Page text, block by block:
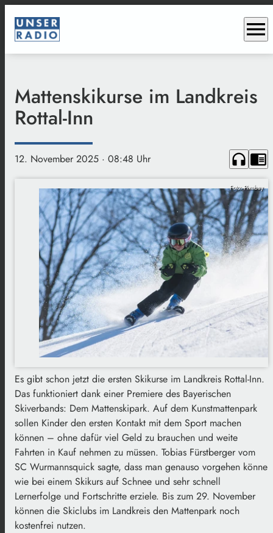
menu
Mattenskikurse im Landkreis
Rottal-Inn
12. November 2025 · 08:48 Uhr headphones chrome_reader_mode
Foto: Pixabay
Es gibt schon jetzt die ersten Skikurse im Landkreis Rottal-Inn.
Das funktioniert dank einer Premiere des Bayerischen
Skiverbands: Dem Mattenskipark. Auf dem Kunstmattenpark
sollen Kinder den ersten Kontakt mit dem Sport machen
können – ohne dafür viel Geld zu brauchen und weite
Fahrten in Kauf nehmen zu müssen. Tobias Fürstberger vom
SC Wurmannsquick sagte, dass man genauso vorgehen könne
wie bei einem Skikurs auf Schnee und sehr schnell
Lernerfolge und Fortschritte erziele. Bis zum 29. November
können die Skiclubs im Landkreis den Mattenpark noch
kostenfrei nutzen.